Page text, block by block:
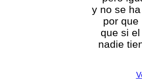
y no se
por que
que si
nadie